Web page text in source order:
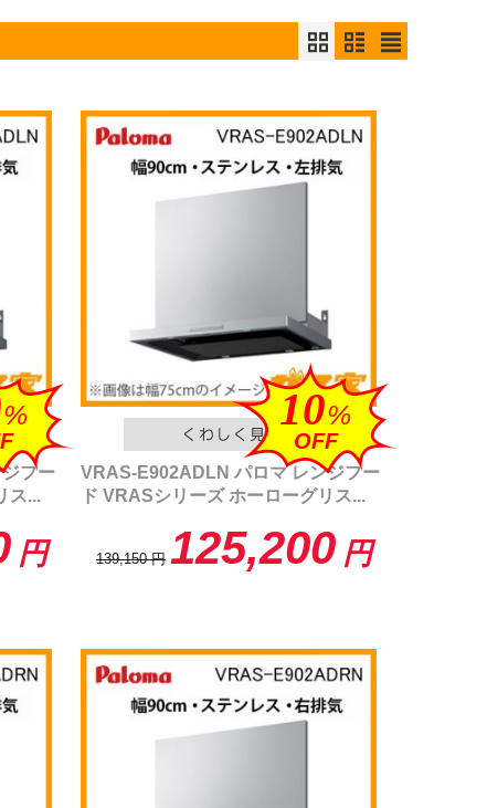
%
フー
ス...
円
10%
OFF
VRAS-E902ADLN パロマ レンジフー
ド VRASシリーズ ホーローグリス...
139,150 円 125,200 円